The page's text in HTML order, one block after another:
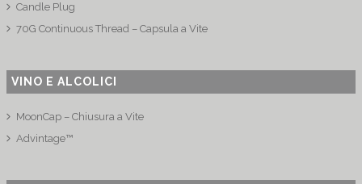
Candle Plug
70G Continuous Thread – Capsula a Vite
VINO E ALCOLICI
MoonCap – Chiusura a Vite
Advintage™